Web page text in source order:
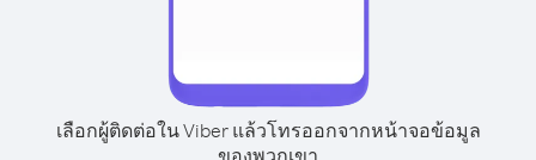
เลือกผู้ติดต่อใน Viber แล้วโทรออกจากหน้าจอข้อมูล
ของพวกเขา